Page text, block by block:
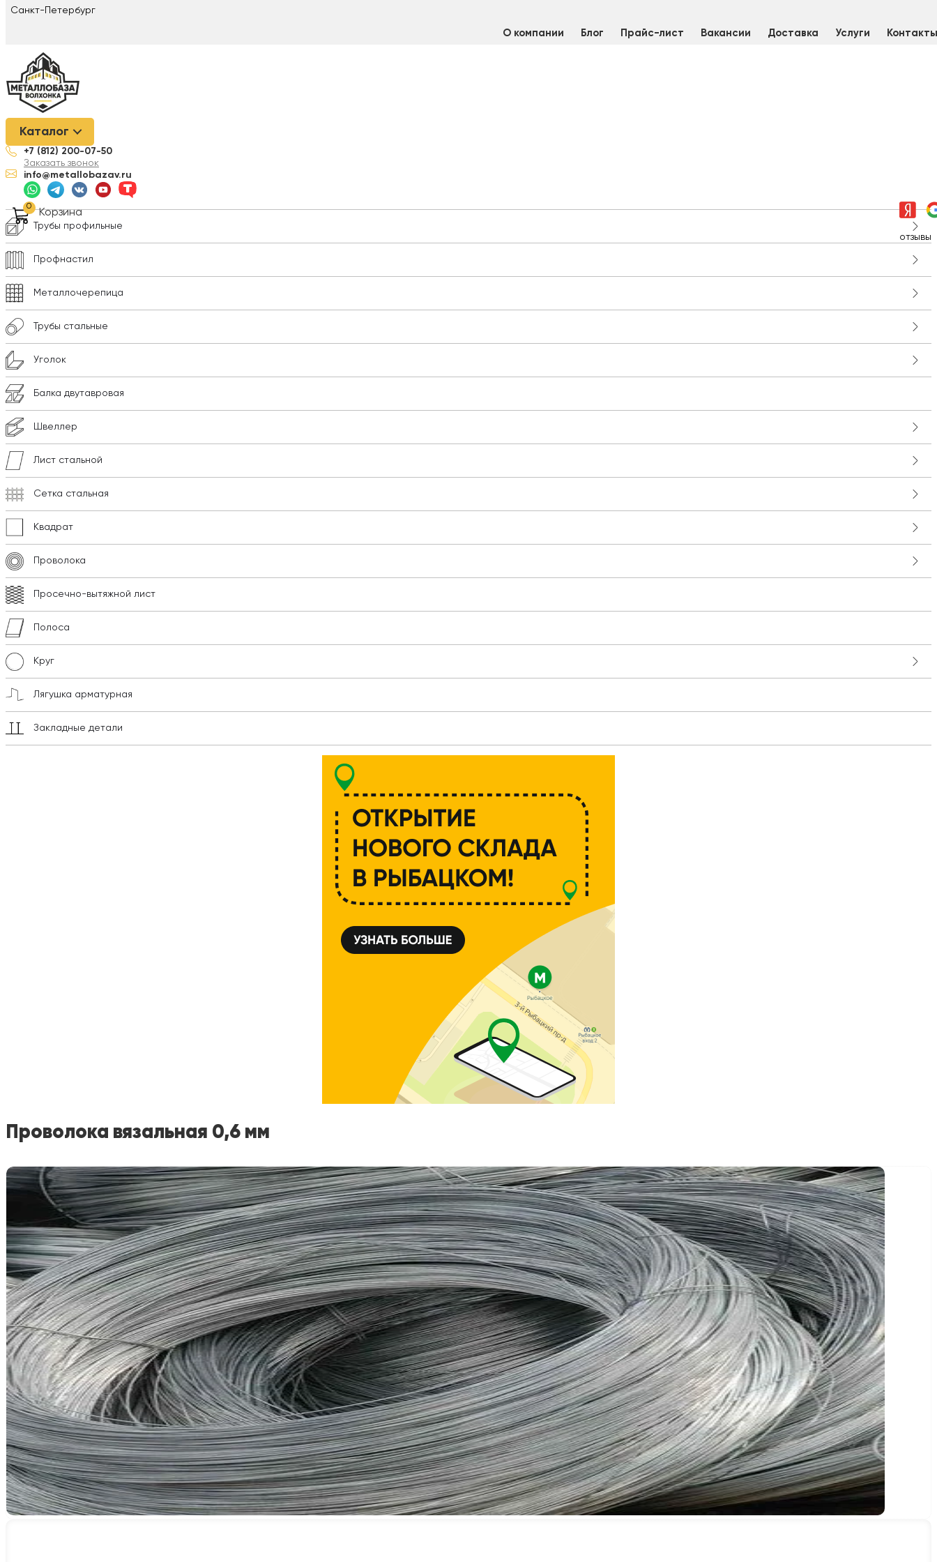
Санкт-Петербург
О компании Блог Прайс-лист Вакансии Доставка Услуги Контакты
Каталог
+7 (812) 200-07-50
Заказать звонок
info@metallobazav.ru
Корзина
0
отзывы
Металлобаза Волхонка
Арматура
Композитная арматура
Трубы профильные
Профнастил
Металлочерепица
Трубы стальные
Уголок
Балка двутавровая
Швеллер
Лист стальной
Сетка стальная
Квадрат
Проволока
Просечно-вытяжной лист
Полоса
Круг
Лягушка арматурная
Закладные детали
Проволока вязальная 0,6 мм